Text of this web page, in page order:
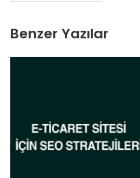
Benzer Yazılar